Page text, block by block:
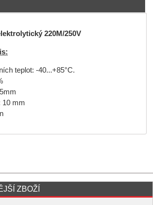
220M/250V
teplot: -40...+85°C.
10 mm
ZBOŽÍ